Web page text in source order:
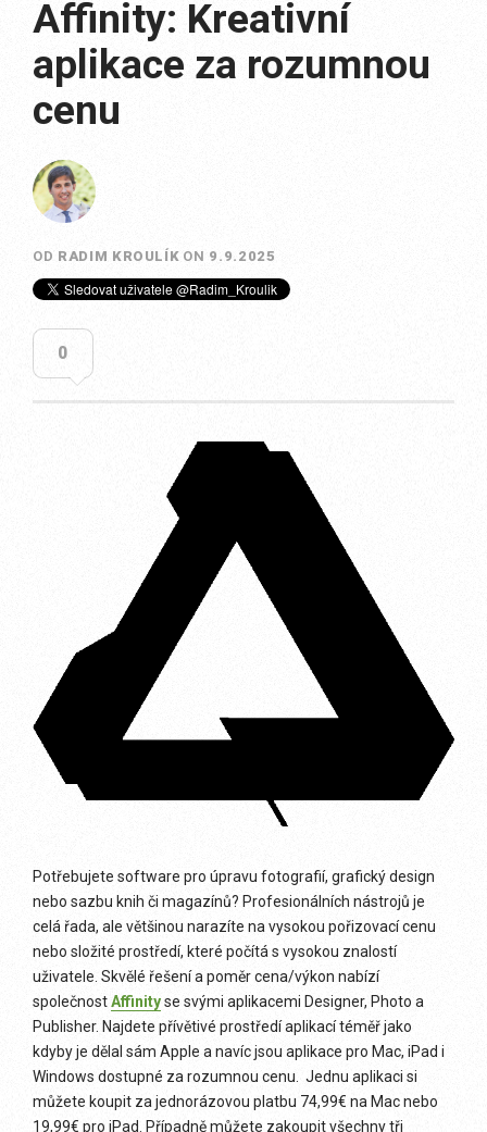
Affinity: Kreativní
aplikace za rozumnou
cenu
OD RADIM KROULÍK ON 9.9.2025
0
Potřebujete software pro úpravu fotografií, grafický design
nebo sazbu knih či magazínů? Profesionálních nástrojů je
celá řada, ale většinou narazíte na vysokou pořizovací cenu
nebo složité prostředí, které počítá s vysokou znalostí
uživatele. Skvělé řešení a poměr cena/výkon nabízí
společnostAffinityse svými aplikacemi Designer, Photo a
Publisher. Najdete přívětivé prostředí aplikací téměř jako
kdyby je dělal sám Apple a navíc jsou aplikace pro Mac, iPad i
Windows dostupné za rozumnou cenu. Jednu aplikaci si
můžete koupit za jednorázovou platbu 74,99€ na Mac nebo
19,99€ pro iPad. Případně můžete zakoupit všechny tři